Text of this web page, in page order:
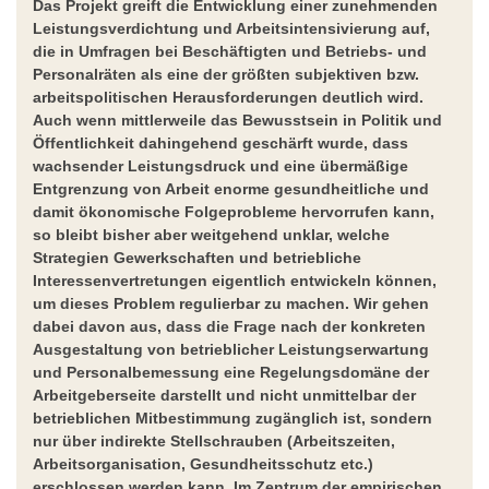
Das Projekt greift die Entwicklung einer zunehmenden
Leistungsverdichtung und Arbeitsintensivierung auf,
die in Umfragen bei Beschäftigten und Betriebs- und
Personalräten als eine der größten subjektiven bzw.
arbeitspolitischen Herausforderungen deutlich wird.
Auch wenn mittlerweile das Bewusstsein in Politik und
Öffentlichkeit dahingehend geschärft wurde, dass
wachsender Leistungsdruck und eine übermäßige
Entgrenzung von Arbeit enorme gesundheitliche und
damit ökonomische Folgeprobleme hervorrufen kann,
so bleibt bisher aber weitgehend unklar, welche
Strategien Gewerkschaften und betriebliche
Interessenvertretungen eigentlich entwickeln können,
um dieses Problem regulierbar zu machen. Wir gehen
dabei davon aus, dass die Frage nach der konkreten
Ausgestaltung von betrieblicher Leistungserwartung
und Personalbemessung eine Regelungsdomäne der
Arbeitgeberseite darstellt und nicht unmittelbar der
betrieblichen Mitbestimmung zugänglich ist, sondern
nur über indirekte Stellschrauben (Arbeitszeiten,
Arbeitsorganisation, Gesundheitsschutz etc.)